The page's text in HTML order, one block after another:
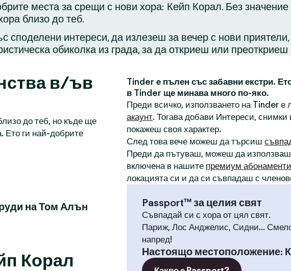
места за срещи с нови хора: Кейп Корал. Без
близо до теб.
интереси, да излезеш за вечер с нови
обиколка из града, за да откриеш или
в/ъв
до теб, но къде ще
Ето ги най-добрите
на Том Алън
Корал
Tinder е пълен със забавни екстри.
в Tinder ще минава много по-яко.
Преди всичко, използването на Tinder
акаунт. Тогава добави Интереси,
покажеш своя характер.
След това вече можеш да търсиш
Преди да пътуваш, можеш да използваш
включена в нашите премиум абонаменти
локацията си и да си съвпадаш с
Passport™ за целия свят
Съвпадай си с хора от цял свят.
Париж, Лос Анджелис, Сидни...
напред!
Настоящо местоположение: